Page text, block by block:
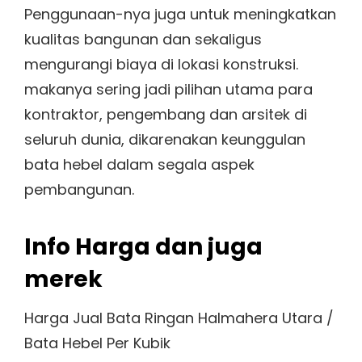
Penggunaan-nya juga untuk meningkatkan
kualitas bangunan dan sekaligus
mengurangi biaya di lokasi konstruksi.
makanya sering jadi pilihan utama para
kontraktor, pengembang dan arsitek di
seluruh dunia, dikarenakan keunggulan
bata hebel dalam segala aspek
pembangunan.
Info Harga dan juga
merek
Harga Jual Bata Ringan Halmahera Utara /
Bata Hebel Per Kubik